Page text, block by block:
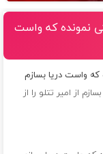
نمونده که واست
که واست دریا بسازم
از امیر تتلو را از